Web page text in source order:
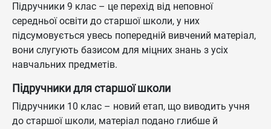
Підручники 9 клас – це перехід від неповної
середньої освіти до старшої школи, у них
підсумовується увесь попередній вивчений матеріал,
вони слугують базисом для міцних знань з усіх
навчальних предметів.
Підручники для старшої школи
Підручники 10 клас – новий етап, що виводить учня
до старшої школи, матеріал подано глибше й